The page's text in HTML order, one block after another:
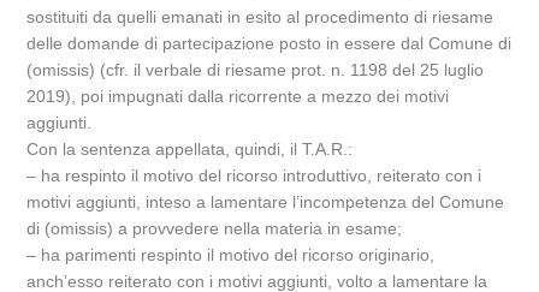
sostituiti da quelli emanati in esito al procedimento di riesame
delle domande di partecipazione posto in essere dal Comune di
(omissis) (cfr. il verbale di riesame prot. n. 1198 del 25 luglio
2019), poi impugnati dalla ricorrente a mezzo dei motivi
aggiunti.
Con la sentenza appellata, quindi, il T.A.R.:
– ha respinto il motivo del ricorso introduttivo, reiterato con i
motivi aggiunti, inteso a lamentare l’incompetenza del Comune
di (omissis) a provvedere nella materia in esame;
– ha parimenti respinto il motivo del ricorso originario,
anch’esso reiterato con i motivi aggiunti, volto a lamentare la